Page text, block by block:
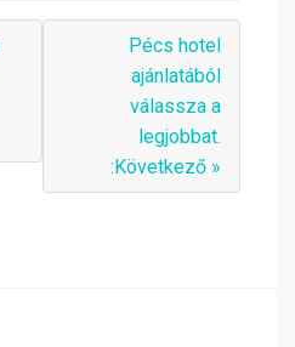
Pécs hotel
ajánlatából
válassza a
legjobbat.
:Következő »